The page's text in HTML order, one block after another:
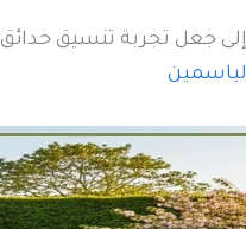
جعل تجربة تنسيق